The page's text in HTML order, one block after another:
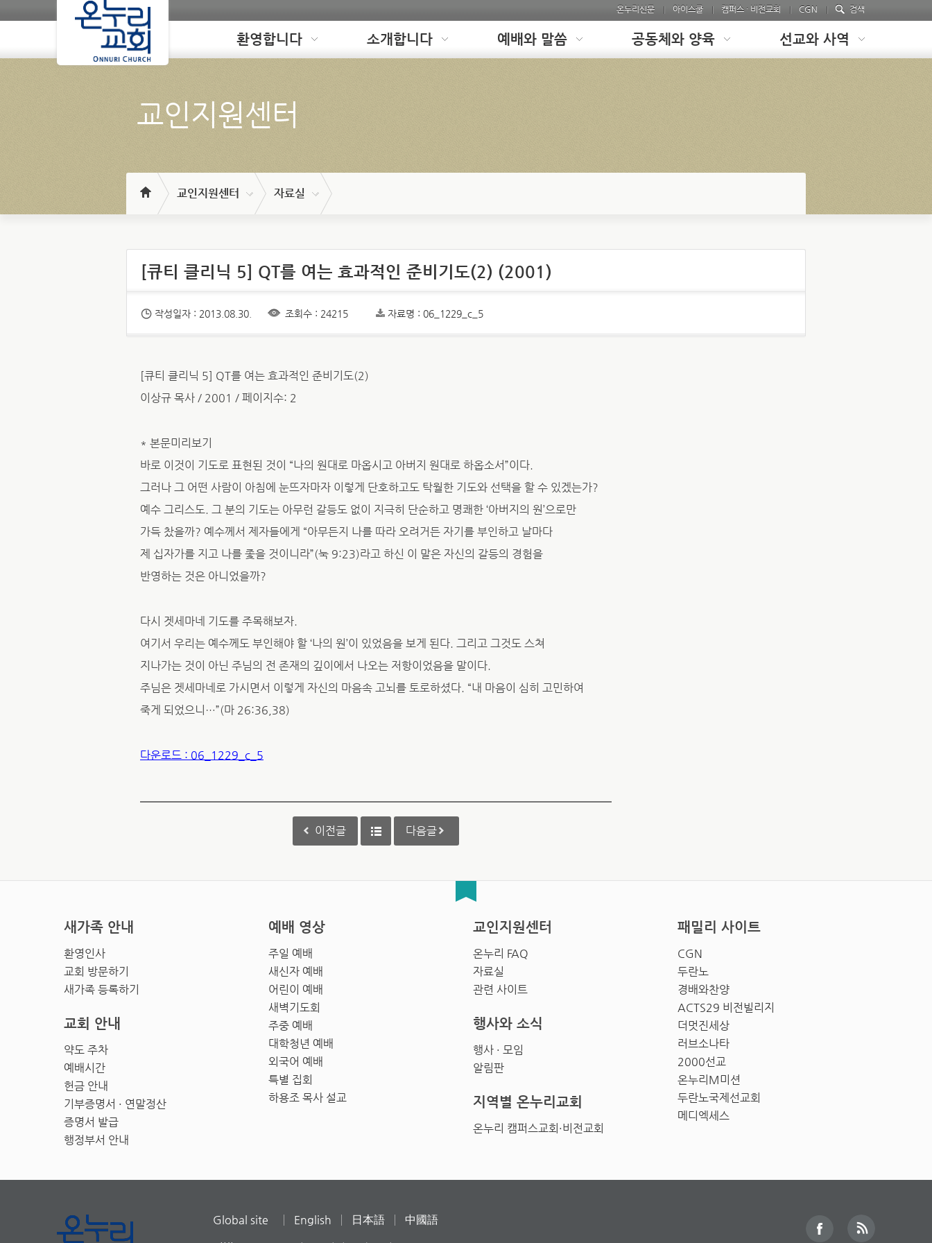
온누리신문 아이스쿨 캠퍼스 · 비전교회 CGN 검색
Loading 환영합니다 소개합니다 예배와 말씀 공동체와 양육 선교와 사역
교인지원센터
교인지원센터 자료실
[큐티 클리닉 5] QT를 여는 효과적인 준비기도(2) (2001)
작성일자 : 2013.08.30. 조회수 : 24215 자료명 : 06_1229_c_5
[큐티 클리닉 5] QT를 여는 효과적인 준비기도(2)
이상규 목사 / 2001 / 페이지수: 2
* 본문미리보기
바로 이것이 기도로 표현된 것이 “나의 원대로 마옵시고 아버지 원대로 하옵소서”이다.
그러나 그 어떤 사람이 아침에 눈뜨자마자 이렇게 단호하고도 탁월한 기도와 선택을 할 수 있겠는가?
예수 그리스도. 그 분의 기도는 아무런 갈등도 없이 지극히 단순하고 명쾌한 ‘아버지의 원’으로만
가득 찼을까? 예수께서 제자들에게 “아무든지 나를 따라 오려거든 자기를 부인하고 날마다
제 십자가를 지고 나를 좇을 것이니라”(눅 9:23)라고 하신 이 말은 자신의 갈등의 경험을
반영하는 것은 아니었을까?
다시 겟세마네 기도를 주목해보자.
여기서 우리는 예수께도 부인해야 할 ‘나의 원’이 있었음을 보게 된다. 그리고 그것도 스쳐
지나가는 것이 아닌 주님의 전 존재의 깊이에서 나오는 저항이었음을 말이다.
주님은 겟세마네로 가시면서 이렇게 자신의 마음속 고뇌를 토로하셨다. “내 마음이 심히 고민하여
죽게 되었으니…”(마 26:36,38)
다운로드 : 06_1229_c_5
이전글 다음글
새가족 안내
환영인사
교회 방문하기
새가족 등록하기
예배 영상
주일 예배
새신자 예배
어린이 예배
새벽기도회
주중 예배
대학청년 예배
외국어 예배
특별 집회
하용조 목사 설교
교인지원센터
온누리 FAQ
자료실
관련 사이트
패밀리 사이트
CGN
두란노
경배와찬양
ACTS29 비전빌리지
더멋진세상
러브소나타
2000선교
온누리M미션
두란노국제선교회
메디엑세스
교회 안내
약도 주차
예배시간
헌금 안내
기부증명서 · 연말정산
증명서 발급
행정부서 안내
행사와 소식
행사 · 모임
알림판
지역별 온누리교회
온누리 캠퍼스교회·비전교회
Global site English 日本語 中國語